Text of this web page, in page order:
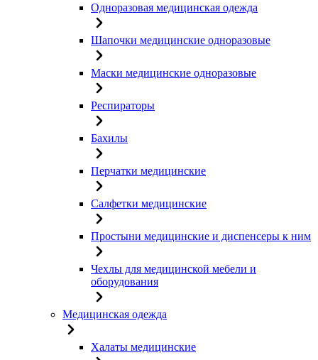
Одноразовая медицинская одежда
Шапочки медицинские одноразовые
Маски медицинские одноразовые
Респираторы
Бахилы
Перчатки медицинские
Салфетки медицинские
Простыни медицинские и диспенсеры к ним
Чехлы для медицинской мебели и
оборудования
Медицинская одежда
Халаты медицинские